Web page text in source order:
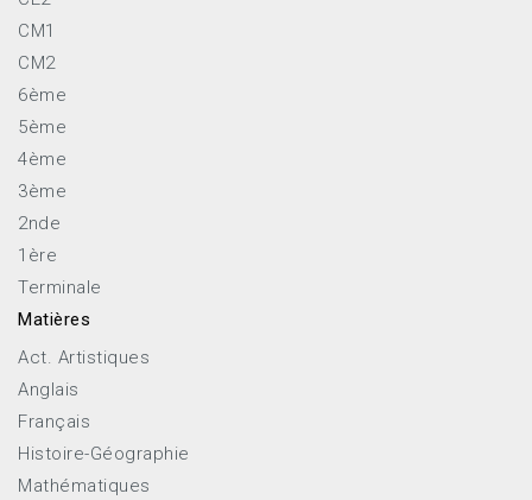
CM1
CM2
6ème
5ème
4ème
3ème
2nde
1ère
Terminale
Matières
Act. Artistiques
Anglais
Français
Histoire-Géographie
Mathématiques